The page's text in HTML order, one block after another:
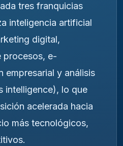
tres franquicias
inteligencia artificial
digital,
procesos, e-
empresarial y análisis
intelligence), lo que
acelerada hacia
más tecnológicos,